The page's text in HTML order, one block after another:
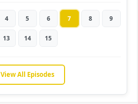
4 5 6 7 8 9
13 14 15
View All Episodes